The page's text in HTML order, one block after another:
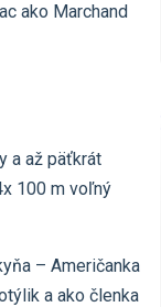
ako Marchand
a až päťkrát
100 m voľný
– Američanka
a ako členka